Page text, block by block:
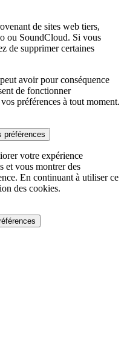
de sites web tiers,
ou SoundCloud. Si vous
de supprimer certaines
avoir pour conséquence
de fonctionner
préférences à tout moment.
préférences
votre expérience
et vous montrer des
En continuant à utiliser ce
des cookies.